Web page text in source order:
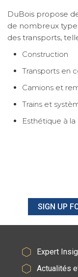
DuBois propose
de nombreux
des transports,
Construction
Transports en
Camions et
Trains et
Esthétique à la
SIGN UP
Expert
Actualités